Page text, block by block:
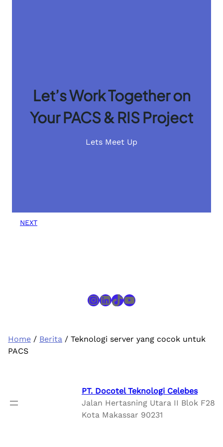
Let’s Work Together on
Your PACS & RIS Project
Lets Meet Up
NEXT
Instagram
LinkedIn
TikTok
YouTube
Home / Berita / Teknologi server yang cocok untuk
PACS
PT. Docotel Teknologi Celebes
Jalan Hertasning Utara II Blok F28
Kota Makassar 90231